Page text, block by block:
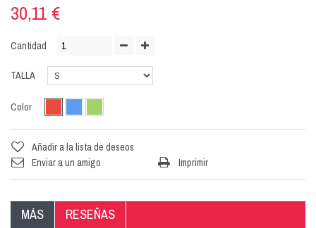
30,11 €
Cantidad
TALLA
Color
Añadir a la lista de deseos
Enviar a un amigo
Imprimir
MÁS RESEÑAS